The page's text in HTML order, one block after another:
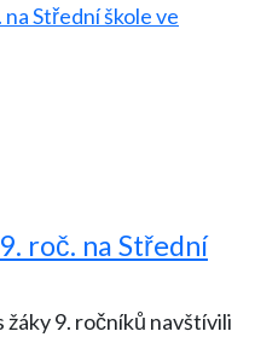
roč. na Střední
žáky 9. ročníků navštívili